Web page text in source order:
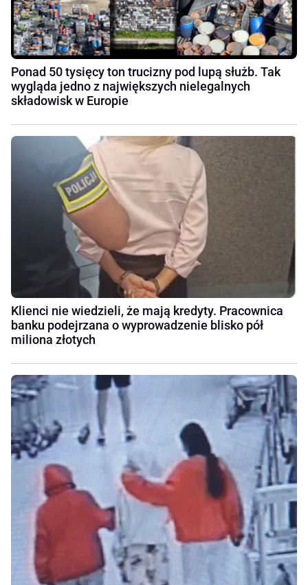
Ponad 50 tysięcy ton trucizny pod lupą służb. Tak
wygląda jedno z największych nielegalnych
składowisk w Europie
Klienci nie wiedzieli, że mają kredyty. Pracownica
banku podejrzana o wyprowadzenie blisko pół
miliona złotych